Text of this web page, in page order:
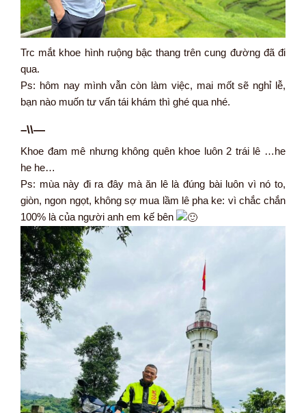
Trc mắt khoe hình ruộng bậc thang trên cung đường đã đi
qua.
Ps: hôm nay mình vẫn còn làm việc, mai mốt sẽ nghỉ lễ,
bạn nào muốn tư vấn tái khám thì ghé qua nhé.
–\\—
Khoe đam mê nhưng không quên khoe luôn 2 trái lê …he
he he…
Ps: mùa này đi ra đây mà ăn lê là đúng bài luôn vì nó to,
giòn, ngon ngọt, không sợ mua lầm lê pha ke: vì chắc chắn
100% là của người anh em kế bên